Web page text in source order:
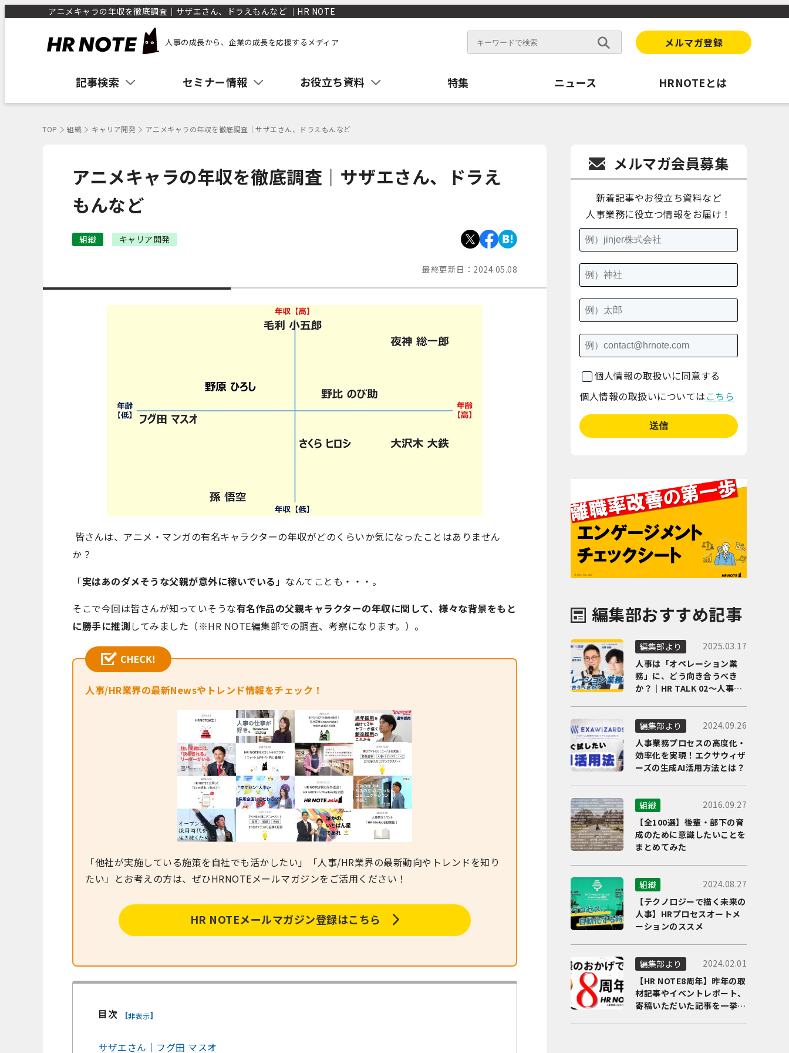
アニメキャラの年収を徹底調査｜サザエさん、ドラえもんなど ｜HR NOTE
人事の成長から、企業の成長を応援するメディア メルマガ登録
記事検索 セミナー情報 お役立ち資料 特集 ニュース HRNOTEとは
TOP 組織 キャリア開発 アニメキャラの年収を徹底調査｜サザエさん、ドラえもんなど
アニメキャラの年収を徹底調査｜サザエさん、ドラえ
もんなど
組織 キャリア開発
最終更新日： 2024.05.08
皆さんは、アニメ・マンガの有名キャラクターの年収がどのくらいか気になったことはありません
か？
「実はあのダメそうな父親が意外に稼いでいる」なんてことも・・・。
そこで今回は皆さんが知っていそうな有名作品の父親キャラクターの年収に関して、様々な背景をもと
に勝手に推測してみました（※HR NOTE編集部での調査、考察になります。）。
人事/HR業界の最新Newsやトレンド情報をチェック！
「他社が実施している施策を自社でも活かしたい」「人事/HR業界の最新動向やトレンドを知り
たい」とお考えの方は、ぜひHRNOTEメールマガジンをご活用ください！
HR NOTEメールマガジン登録はこちら
目次 [非表示]
サザエさん｜フグ田 マスオ
メルマガ会員募集
新着記事やお役立ち資料など
人事業務に役立つ情報をお届け！
個人情報の取扱いに同意する
個人情報の取扱いについては こちら
編集部おすすめ記事
編集部より
2025.03.17
人事は「オペレーション業
務」に、どう向き合うべき
か？｜HR TALK 02～人事DX
編集部より
2024.09.26
人事業務プロセスの高度化・
効率化を実現！エクサウィザ
ーズの生成AI活用方法とは？
組織
2016.09.27
【全100選】後輩・部下の育
成のために意識したいことを
まとめてみた
組織
2024.08.27
【テクノロジーで描く未来の
人事】HRプロセスオートメ
ーションのススメ
編集部より
2024.02.01
【HR NOTE8周年】昨年の取
材記事やイベントレポート、
寄稿いただいた記事を一挙に